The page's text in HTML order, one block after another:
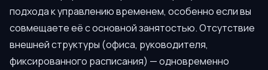
подхода к управлению временем, особенно если вы
совмещаете её с основной занятостью. Отсутствие
внешней структуры (офиса, руководителя,
фиксированного расписания) — одновременно